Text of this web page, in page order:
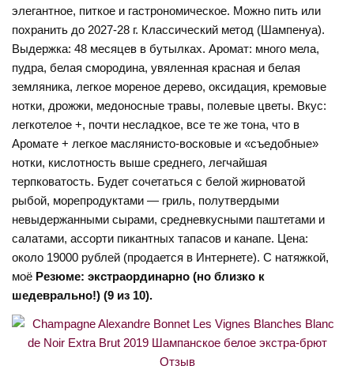
элегантное, питкое и гастрономическое. Можно пить или
похранить до 2027-28 г. Классический метод (Шампенуа).
Выдержка: 48 месяцев в бутылках. Аромат: много мела,
пудра, белая смородина, увяленная красная и белая
земляника, легкое мореное дерево, оксидация, кремовые
нотки, дрожжи, медоносные травы, полевые цветы. Вкус:
легкотелое +, почти несладкое, все те же тона, что в
Аромате + легкое маслянисто-восковые и «съедобные»
нотки, кислотность выше среднего, легчайшая
терпковатость. Будет сочетаться с белой жирноватой
рыбой, морепродуктами — гриль, полутвердыми
невыдержанными сырами, средневкусными паштетами и
салатами, ассорти пикантных тапасов и канапе. Цена:
около 19000 рублей (продается в Интернете). С натяжкой,
моё Резюме: экстраординарно (но близко к
шедеврально!) (9 из 10).